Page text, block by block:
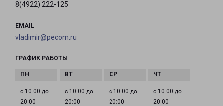
8(4922) 222-125
EMAIL
vladimir@pecom.ru
ГРАФИК РАБОТЫ
с 10:00 до
20:00
с 10:00 до
20:00
с 10:00 до
20:00
с 10:00 до
20:00